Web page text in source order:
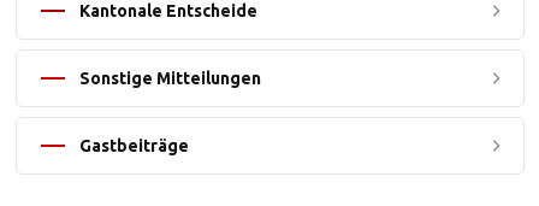
Kantonale Entscheide
Sonstige Mitteilungen
Gastbeiträge